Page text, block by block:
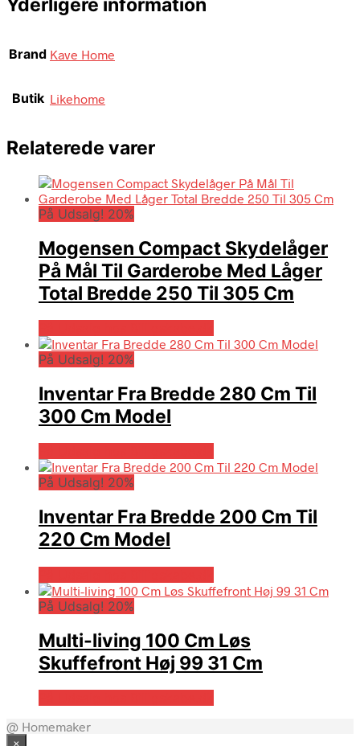
Yderligere information
Brand Kave Home
Butik Likehome
Relaterede varer
På Udsalg! 20%
Mogensen Compact Skydelåger
På Mål Til Garderobe Med Låger
Total Bredde 250 Til 305 Cm
På Udsalg! 20%
Inventar Fra Bredde 280 Cm Til
300 Cm Model
På Udsalg! 20%
Inventar Fra Bredde 200 Cm Til
220 Cm Model
På Udsalg! 20%
Multi-living 100 Cm Løs
Skuffefront Høj 99 31 Cm
@ Homemaker
×